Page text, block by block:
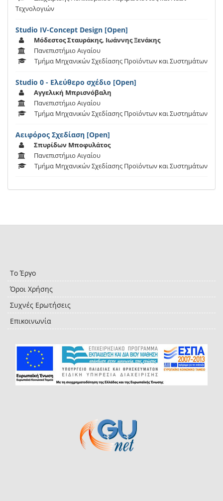
Τεχνολογιών
Studio IV-Concept Design [Open]
Μόδεστος Σταυράκης, Ιωάννης Ξενάκης
Πανεπιστήμιο Αιγαίου
Τμήμα Μηχανικών Σχεδίασης Προϊόντων και Συστημάτων
Studio 0 - Ελεύθερο σχέδιο [Open]
Αγγελική Μπρισνόβαλη
Πανεπιστήμιο Αιγαίου
Τμήμα Μηχανικών Σχεδίασης Προϊόντων και Συστημάτων
Αειφόρος Σχεδίαση [Open]
Σπυρίδων Μποφυλάτος
Πανεπιστήμιο Αιγαίου
Τμήμα Μηχανικών Σχεδίασης Προϊόντων και Συστημάτων
Το Έργο
Όροι Χρήσης
Συχνές Ερωτήσεις
Επικοινωνία